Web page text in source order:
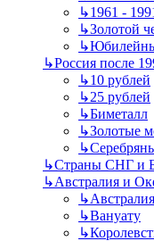
↳1961 -
↳Золотой
↳
↳Россия после
↳10 рублей
↳25 рублей
↳Биметалл
↳Золотые
↳
↳Страны СНГ и
↳Австралия и
↳Австралия
↳Вануату
↳